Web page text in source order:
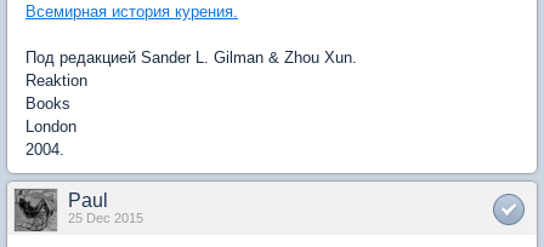
Всемирная история курения.
Под редакцией Sander L. Gilman & Zhou Xun.
Reaktion
Books
London
2004.
Paul
25 Dec 2015